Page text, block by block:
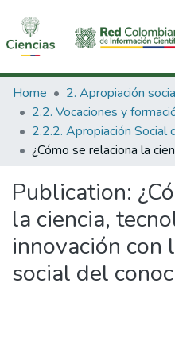
Communities & Collections
All of DSpace
Statistics
Home
Publication:
la ciencia,
innovación con
social del